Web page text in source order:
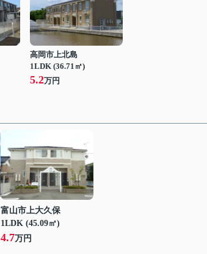
高岡市上北島
1LDK (36.71㎡)
5.2万円
富山市上大久保
1LDK (45.09㎡)
4.7万円